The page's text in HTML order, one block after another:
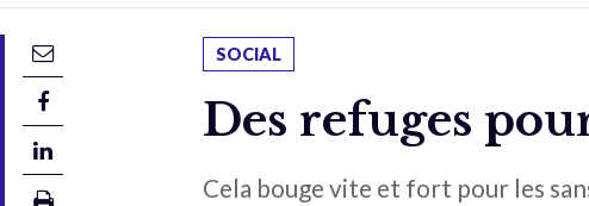
SOCIAL
Des refuges
Cela bouge vite et fort pour les